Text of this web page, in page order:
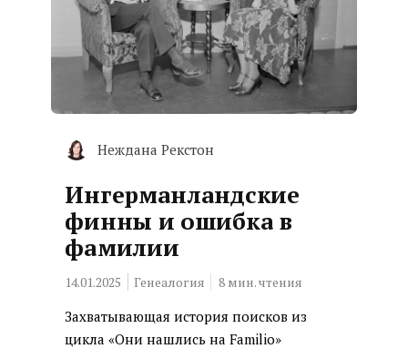
Неждана Рекстон
Ингерманландские
финны и ошибка в
фамилии
14.01.2025 Генеалогия 8 мин. чтения
Захватывающая история поисков из
цикла «Они нашлись на Familio»